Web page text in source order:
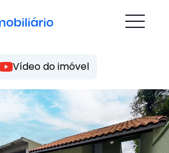
Vídeo do imóvel